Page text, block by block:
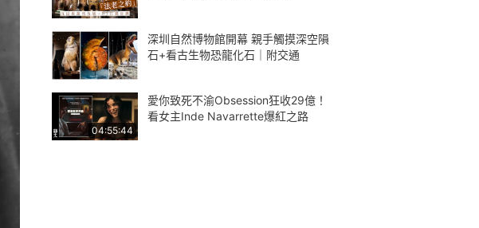
深圳自然博物館開幕 親手觸摸深空隕
石+看古生物恐龍化石｜附交通
04:55:44
愛你致死不渝Obsession狂收29億！
看女主Inde Navarrette爆紅之路